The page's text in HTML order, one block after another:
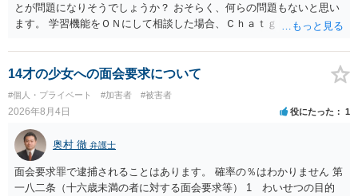
とが問題になりそうでしょうか？ おそらく、何らの問題もないと思い
ます。 学習機能をＯＮにして相談した場合、Ｃｈａｔｇｐｔがｏｐｅ
する可能性がありますが、個人名や会社名を特定していない限り、一
般論として抽象化されて回答に織り込まれる可能性が生じるにすぎま
せんので、その情報自体が、秘密情報に当たるとは思えませんし、名
誉棄損として、個人や会社に対する誹謗中傷の不特定多数への公開に
当たるとも思われません。 もちろん、誰がその内容をｃｈａｔｇｐｔ
に入力したかも第三者にしられることはないので、個人や会社の特定
をせずに書き込んだことで（おそらく特定して書き込んだとして
も）、相談者さんが刑事民事の責任に問われることはないでしょう。
私見ながらご参考まで。
14才の少女への面会要求について
#個人・プライベート #加害者 #被害者
2026年8月4日 役にたった 1
奥村 徹 弁護士
面会要求罪で逮捕されることはあります。 確率の％はわかりません 第
一八二条（十六歳未満の者に対する面会要求等） 1 わいせつの目的